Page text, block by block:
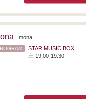
mona
STAR MUSIC BOX
土 19:00-19:30